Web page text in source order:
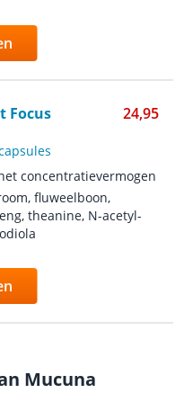
Focus 24,95
concentratievermogen
fluweelboon,
theanine, N-acetyl-
Mucuna